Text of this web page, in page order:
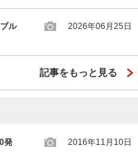
ル
2026年06月25日
記事をもっと見る
発
2016年11月10日